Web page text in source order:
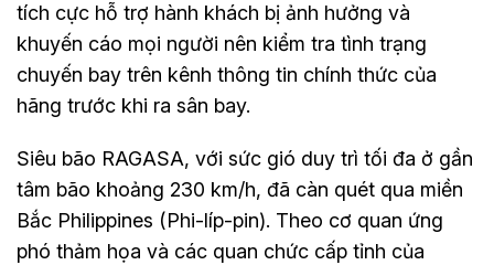
tích cực hỗ trợ hành khách bị ảnh hưởng và
khuyến cáo mọi người nên kiểm tra tình trạng
chuyến bay trên kênh thông tin chính thức của
hãng trước khi ra sân bay.
Siêu bão RAGASA, với sức gió duy trì tối đa ở gần
tâm bão khoảng 230 km/h, đã càn quét qua miền
Bắc Philippines (Phi-líp-pin). Theo cơ quan ứng
phó thảm họa và các quan chức cấp tỉnh của